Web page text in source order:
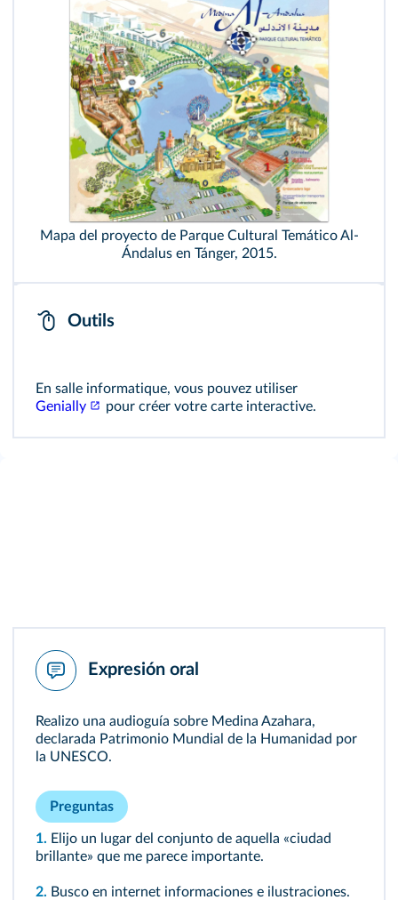
Mapa del proyecto de Parque Cultural Temático Al-
Ándalus en Tánger, 2015.
Outils
En salle informatique, vous pouvez utiliser
Genially
pour créer votre carte interactive.
Expresión oral
Realizo una audioguía sobre Medina Azahara,
declarada Patrimonio Mundial de la Humanidad por
la UNESCO.
Preguntas
1. Elijo un lugar del conjunto de aquella «ciudad
brillante» que me parece importante.
2. Busco en internet informaciones e ilustraciones.